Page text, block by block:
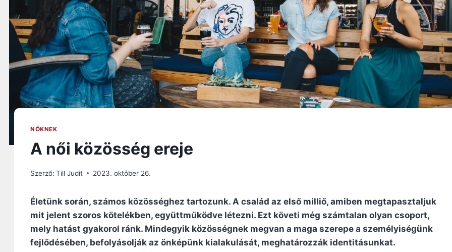
NŐKNEK
A női közösség ereje
Szerző: Till Judit 2023. október 26.
Életünk során, számos közösséghez tartozunk. A család az első milliő, amiben megtapasztaljuk
mit jelent szoros kötelékben, együttműködve létezni. Ezt követi még számtalan olyan csoport,
mely hatást gyakorol ránk. Mindegyik közösségnek megvan a maga szerepe a személyiségünk
fejlődésében, befolyásolják az önképünk kialakulását, meghatározzák identitásunkat.